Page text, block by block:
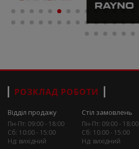
РОЗКЛАД РОБОТИ
Відділ продажу
Пн-Пт: 09:00 - 18:00
Сб: 10:00 - 15:00
Нд: вихідний
Стіл замовлень
Пн-Пт: 09:00 - 18:00
Сб: 10:00 - 15:00
Нд: вихідний